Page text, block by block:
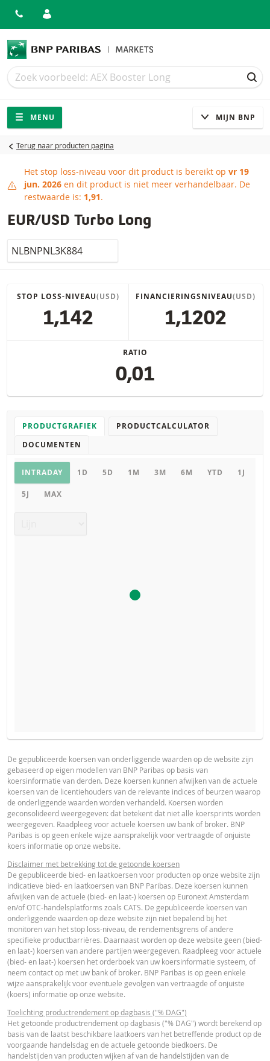
Zoek
Zoek
Navigatie
Site navigatie
MENU MIJN BNP
Terug naar producten pagina
Stop loss-niveau bereikt
Het stop loss-niveau voor dit product is bereikt op vr 19
jun. 2026 en dit product is niet meer verhandelbaar. De
restwaarde is: 1,91.
EUR/USD Turbo Long
Isin
STOP LOSS-NIVEAU(USD)
1,142
FINANCIERINGSNIVEAU(USD)
1,1202
RATIO
0,01
PRODUCTGRAFIEK
PRODUCTCALCULATOR
DOCUMENTEN
Productgrafiek
INTRADAY 1D 5D 1M 3M 6M YTD 1J
5J MAX
De calculator voor dit product is uitgeschakeld, omdat het
stop-loss niveau van dit product bereikt is.
PROSPECTUS
Nederlands (Nederland) PDF
FINAL TERMS
Nederlands (Nederland)
DEFINITIEVE VOORWAARDEN SAMENVATTING
Nederlands (Nederland) PDF
ESSENTIËLE BELEGGERSINFORMATIEDOCUMENTATIE
Essentiële
Beleggersinformatiedocument (NL)
PDF
PRODUCT PROJECTIONS
Some helper text for the product price projections, financial
advised
UNDERLYING PRICE PRICE PROJECTION
De gepubliceerde koersen van onderliggende waarden op de website zijn
gebaseerd op eigen modellen van BNP Paribas op basis van
koersinformatie van derden. Deze koersen kunnen afwijken van de actuele
koersen van de licentiehouders van de relevante indices of beurzen waarop
de onderliggende waarden worden verhandeld. Koersen worden
geconsolideerd weergegeven: dat betekent dat niet alle koersprints worden
weergegeven. Raadpleeg voor actuele koersen uw bank of broker. BNP
Paribas is op geen enkele wijze aansprakelijk voor vertraagde of onjuiste
koers informatie op onze website.
Disclaimer met betrekking tot de getoonde koersen
De gepubliceerde bied- en laatkoersen voor producten op onze website zijn
indicatieve bied- en laatkoersen van BNP Paribas. Deze koersen kunnen
afwijken van de actuele (bied- en laat-) koersen op Euronext Amsterdam
en/of OTC-handelsplatforms zoals CATS. De gepubliceerde koersen van
onderliggende waarden op deze website zijn niet bepalend bij het
monitoren van het stop loss-niveau, de rendementsgrens of andere
specifieke productbarrières. Daarnaast worden op deze website geen (bied-
en laat-) koersen van andere partijen weergegeven. Raadpleeg voor actuele
(bied- en laat-) koersen het orderboek van uw koersinformatie systeem, of
neem contact op met uw bank of broker. BNP Paribas is op geen enkele
wijze aansprakelijk voor eventuele gevolgen van vertraagde of onjuiste
(koers) informatie op onze website.
Toelichting productrendement op dagbasis ("% DAG")
Het getoonde productrendement op dagbasis ("% DAG") wordt berekend op
basis van de laatst beschikbare laatkoers van het betreffende product op de
voorgaande handelsdag en de actuele getoonde biedkoers. De
handelstijden van producten wijken af van de handelstijden van de